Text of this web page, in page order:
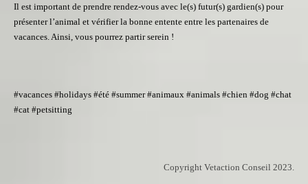
Il est important de prendre rendez-vous avec le(s) futur(s) gardien(s) pour
présenter l’animal et vérifier la bonne entente entre les partenaires de
vacances. Ainsi, vous pourrez partir serein !
#vacances #holidays #été #summer #animaux #animals #chien #dog #chat
#cat #petsitting
Copyright Vetaction Conseil 2023.